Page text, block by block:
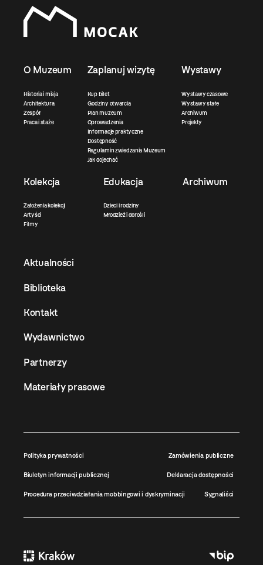
O Muzeum
Historia i misja
Architektura
Zespół
Praca i staże
Zaplanuj wizytę
Kup bilet
Godziny otwarcia
Plan muzeum
Oprowadzenia
Informacje praktyczne
Dostępność
Regulamin zwiedzania Muzeum
Jak dojechać
Wystawy
Wystawy czasowe
Wystawy stałe
Archiwum
Projekty
Kolekcja
Założenia kolekcji
Artyści
Filmy
Edukacja
Dzieci i rodziny
Młodzież i dorośli
Archiwum
Aktualności
Biblioteka
Kontakt
Wydawnictwo
Partnerzy
Materiały prasowe
Polityka prywatności Zamówienia publiczne
Biuletyn informacji publicznej Deklaracja dostępności
Procedura przeciwdziałania mobbingowi i dyskryminacji Sygnaliści